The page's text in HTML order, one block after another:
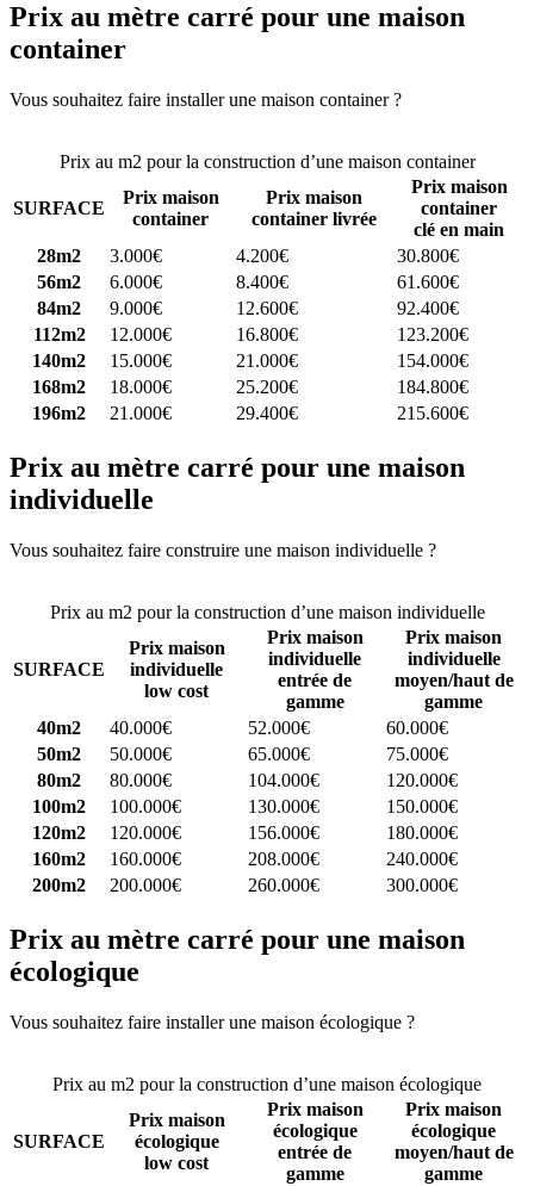
Prix au mètre carré pour une maison
container
Vous souhaitez faire installer une maison container ?
Prix au m2 pour la construction d’une maison container
SURFACE
Prix maison
container
Prix maison
container livrée
Prix maison
container
clé en main
28m2
3.000€ 4.200€
30.800€
56m2
6.000€ 8.400€
61.600€
84m2
9.000€ 12.600€
92.400€
112m2
12.000€ 16.800€
123.200€
140m2
15.000€ 21.000€
154.000€
168m2
18.000€ 25.200€
184.800€
196m2
21.000€ 29.400€ 215.600€
Prix au mètre carré pour une maison
individuelle
Vous souhaitez faire construire une maison individuelle ?
Prix au m2 pour la construction d’une maison individuelle
SURFACE
Prix maison
individuelle
low cost
Prix maison
individuelle
entrée de
gamme
Prix maison
individuelle
moyen/haut de
gamme
40m2
40.000€ 52.000€
60.000€
50m2
50.000€ 65.000€
75.000€
80m2
80.000€ 104.000€
120.000€
100m2
100.000€ 130.000€
150.000€
120m2
120.000€ 156.000€
180.000€
160m2
160.000€ 208.000€
240.000€
200m2
200.000€ 260.000€ 300.000€
Prix au mètre carré pour une maison
écologique
Vous souhaitez faire installer une maison écologique ?
Prix au m2 pour la construction d’une maison écologique
SURFACE
Prix maison
écologique
low cost
Prix maison
écologique
entrée de
gamme
Prix maison
écologique
moyen/haut de
gamme